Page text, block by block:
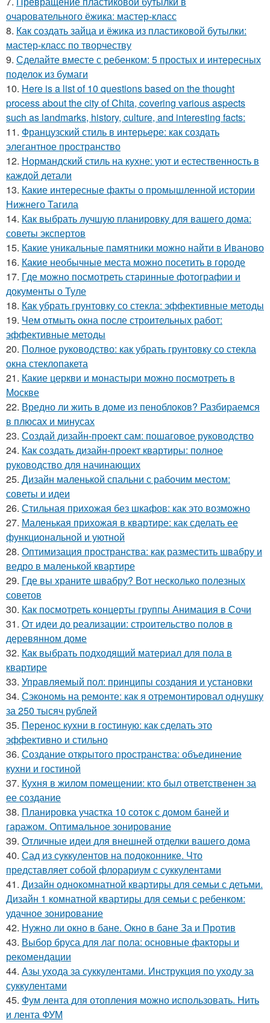
очаровательного ёжика: мастер-класс
8. Как создать зайца и ёжика из пластиковой бутылки:
мастер-класс по творчеству
9. Сделайте вместе с ребенком: 5 простых и интересных
поделок из бумаги
10. Here is a list of 10 questions based on the thought
process about the city of Chita, covering various aspects
such as landmarks, history, culture, and interesting facts:
11. Французский стиль в интерьере: как создать
элегантное пространство
12. Нормандский стиль на кухне: уют и естественность в
каждой детали
13. Какие интересные факты о промышленной истории
Нижнего Тагила
14. Как выбрать лучшую планировку для вашего дома:
советы экспертов
15. Какие уникальные памятники можно найти в Иваново
16. Какие необычные места можно посетить в городе
17. Где можно посмотреть старинные фотографии и
документы о Туле
18. Как убрать грунтовку со стекла: эффективные методы
19. Чем отмыть окна после строительных работ:
эффективные методы
20. Полное руководство: как убрать грунтовку со стекла
окна стеклопакета
21. Какие церкви и монастыри можно посмотреть в
Москве
22. Вредно ли жить в доме из пеноблоков? Разбираемся
в плюсах и минусах
23. Создай дизайн-проект сам: пошаговое руководство
24. Как создать дизайн-проект квартиры: полное
руководство для начинающих
25. Дизайн маленькой спальни с рабочим местом:
советы и идеи
26. Стильная прихожая без шкафов: как это возможно
27. Маленькая прихожая в квартире: как сделать ее
функциональной и уютной
28. Оптимизация пространства: как разместить швабру и
ведро в маленькой квартире
29. Где вы храните швабру? Вот несколько полезных
советов
30. Как посмотреть концерты группы Анимация в Сочи
31. От идеи до реализации: строительство полов в
деревянном доме
32. Как выбрать подходящий материал для пола в
квартире
33. Управляемый пол: принципы создания и установки
34. Сэкономь на ремонте: как я отремонтировал однушку
за 250 тысяч рублей
35. Перенос кухни в гостиную: как сделать это
эффективно и стильно
36. Создание открытого пространства: объединение
кухни и гостиной
37. Кухня в жилом помещении: кто был ответственен за
ее создание
38. Планировка участка 10 соток с домом баней и
гаражом. Оптимальное зонирование
39. Отличные идеи для внешней отделки вашего дома
40. Сад из суккулентов на подоконнике. Что
представляет собой флорариум с суккулентами
41. Дизайн однокомнатной квартиры для семьи с детьми.
Дизайн 1 комнатной квартиры для семьи с ребенком:
удачное зонирование
42. Нужно ли окно в бане. Окно в бане За и Против
43. Выбор бруса для лаг пола: основные факторы и
рекомендации
44. Азы ухода за суккулентами. Инструкция по уходу за
суккулентами
45. Фум лента для отопления можно использовать. Нить
и лента ФУМ